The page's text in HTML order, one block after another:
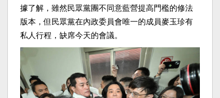
據了解，雖然民眾黨團不同意藍營提高門檻的修法
版本，但民眾黨在內政委員會唯一的成員麥玉珍有
私人行程，缺席今天的會議。